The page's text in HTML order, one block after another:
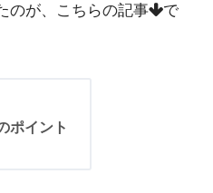
のが、こちらの記事
で
ポイント